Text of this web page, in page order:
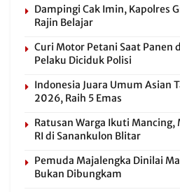
Dampingi Cak Imin, Kapolres
Rajin Belajar
Curi Motor Petani Saat Panen
Pelaku Diciduk Polisi
Indonesia Juara Umum Asian
2026, Raih 5 Emas
Ratusan Warga Ikuti Mancing,
RI di Sanankulon Blitar
Pemuda Majalengka Dinilai
Bukan Dibungkam